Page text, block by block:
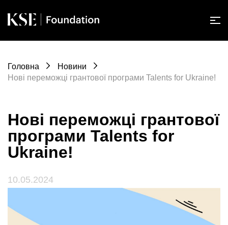
Головна
Новини
Нові переможці грантової програми Talents for Ukraine!
Нові переможці грантової
програми Talents for
Ukraine!
10.05.2024